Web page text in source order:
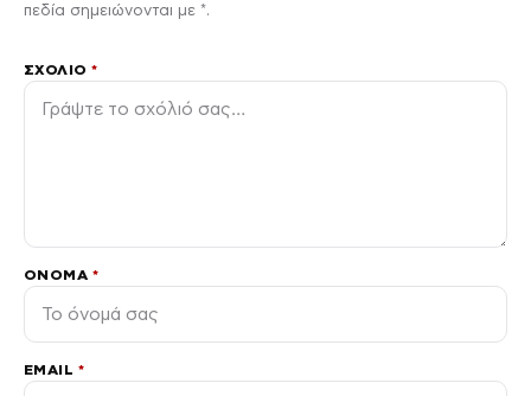
πεδία σημειώνονται με *.
ΣΧΌΛΙΟ*
ΌΝΟΜΑ *
EMAIL *